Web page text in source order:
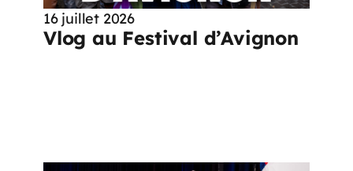
16 juillet 2026
Vlog au Festival d’Avignon